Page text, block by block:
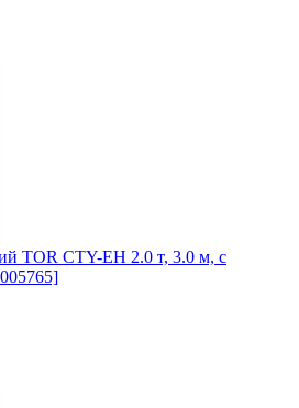
TOR CTY-EH 2.0 т, 3.0 м, с